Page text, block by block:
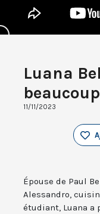
Luana
11/11/2023
Épouse de Paul
Alessandro,
étudiant, Luana a